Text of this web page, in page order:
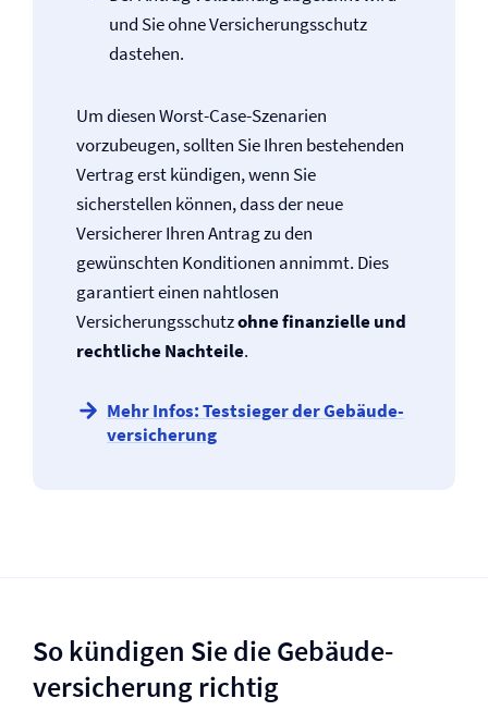
und Sie ohne Versicherungsschutz
dastehen.
Um diesen Worst-Case-Szenarien
vorzubeugen, sollten Sie Ihren bestehenden
Vertrag erst kündigen, wenn Sie
sicherstellen können, dass der neue
Versicherer Ihren Antrag zu den
gewünschten Konditionen annimmt. Dies
garantiert einen nahtlosen
Versicherungsschutzohne finanzielle und
rechtliche Nachteile.
Mehr Infos: Testsieger der Gebäude­
versicherung
So kündigen Sie die Gebäude­
versicherung richtig